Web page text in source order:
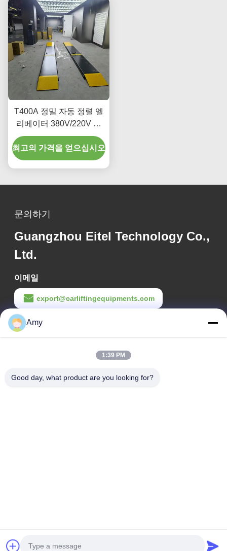
T400A 정밀 자동 정렬 엘
리베이터 380V/220V 저
프로필 디자인
최고의 가격을 얻으십시오
문의하기
Guangzhou Eitel Technology Co.,
Ltd.
이메일
export@carliftingequipments.com
작업 시간
09:00-18:00
회사 주소
개인 정보 정책
Amy
1:39 PM
Good day, what product are you looking for?